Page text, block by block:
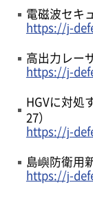
電磁波セキ
https://j-
高出力レー
https://j-
HGVに対処
27）
https://j-
島嶼防衛用
https://j-